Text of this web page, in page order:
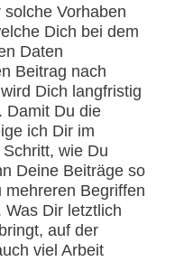
Vorhaben
Dich bei dem
Daten
Beitrag nach
Dich langfristig
Damit Du die
ich Dir im
wie Du
Deine Beiträge so
Begriffen
Dir letztlich
auf der
viel Arbeit